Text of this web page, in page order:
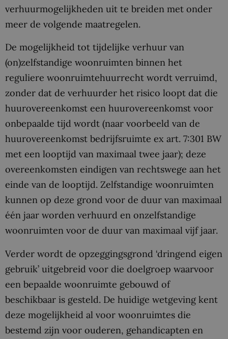
verhuurmogelijkheden uit te breiden met onder
meer de volgende maatregelen.
De mogelijkheid tot tijdelijke verhuur van
(on)zelfstandige woonruimten binnen het
reguliere woonruimtehuurrecht wordt verruimd,
zonder dat de verhuurder het risico loopt dat die
huurovereenkomst een huurovereenkomst voor
onbepaalde tijd wordt (naar voorbeeld van de
huurovereenkomst bedrijfsruimte ex art. 7:301 BW
met een looptijd van maximaal twee jaar); deze
overeenkomsten eindigen van rechtswege aan het
einde van de looptijd. Zelfstandige woonruimten
kunnen op deze grond voor de duur van maximaal
één jaar worden verhuurd en onzelfstandige
woonruimten voor de duur van maximaal vijf jaar.
Verder wordt de opzeggingsgrond ‘dringend eigen
gebruik’ uitgebreid voor die doelgroep waarvoor
een bepaalde woonruimte gebouwd of
beschikbaar is gesteld. De huidige wetgeving kent
deze mogelijkheid al voor woonruimtes die
bestemd zijn voor ouderen, gehandicapten en